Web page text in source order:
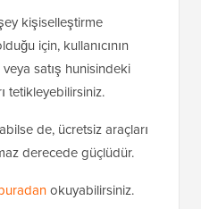
kişiselleştirme
için, kullanıcının
satış hunisindeki
tetikleyebilirsiniz.
de, ücretsiz araçları
derecede güçlüdür.
okuyabilirsiniz.